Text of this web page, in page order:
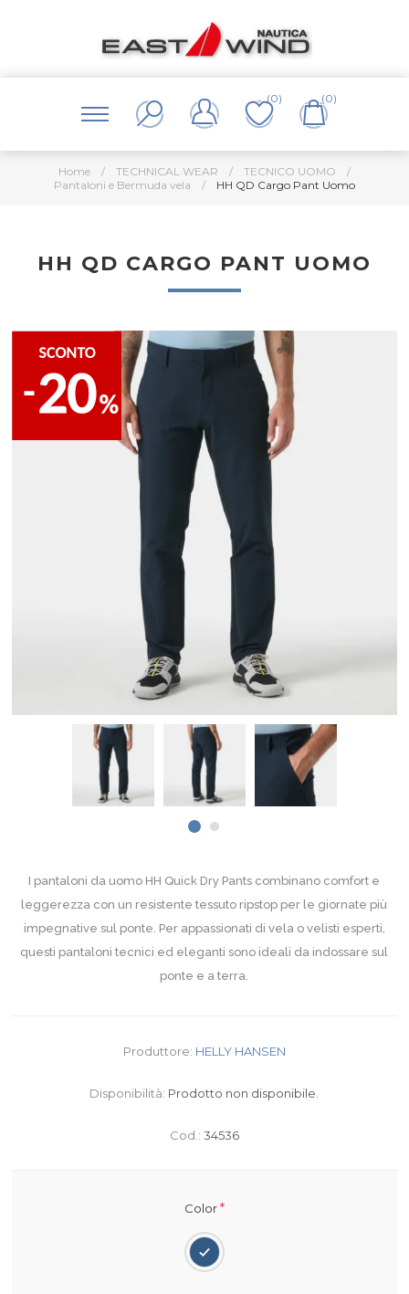
(0) (0)
Home / TECHNICAL WEAR / TECNICO UOMO
/
Pantaloni e Bermuda vela
/ HH QD Cargo Pant Uomo
HH QD CARGO PANT UOMO
I pantaloni da uomo HH Quick Dry Pants combinano comfort e
leggerezza con un resistente tessuto ripstop per le giornate più
impegnative sul ponte. Per appassionati di vela o velisti esperti,
questi pantaloni tecnici ed eleganti sono ideali da indossare sul
ponte e a terra.
Produttore: HELLY HANSEN
Disponibilità: Prodotto non disponibile.
Cod.: 34536
Color*